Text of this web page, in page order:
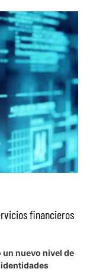
financieros
un nuevo nivel de